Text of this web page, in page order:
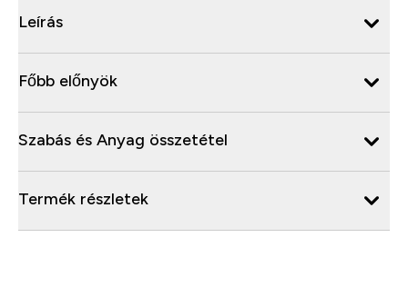
Leírás
Főbb előnyök
Szabás és Anyag összetétel
Termék részletek